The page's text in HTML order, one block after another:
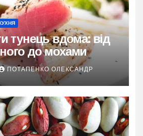
КУХНЯ
тунець вдома: від
до мохами
ПОТАПЕНКО ОЛЕКСАНДР